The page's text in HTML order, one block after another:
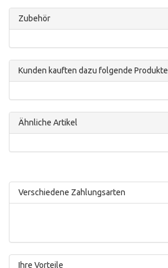
Zubehör
Kunden kauften dazu folgende Produkte
Ähnliche Artikel
Verschiedene Zahlungsarten
Ihre Vorteile